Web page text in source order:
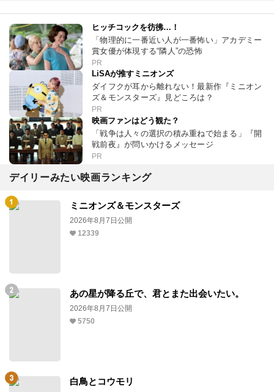
ヒッチコックを彷彿…！
「物理的に一番近い人が一番怖い」アカデミー
賞女優が体現する“隣人”の恐怖
PR
LiSAが推すミニオンズ
ダイフクが耳から離れない！最新作『ミニオン
ズ＆モンスターズ』見どころは？
PR
映画ファンはどう観た？
「戦争は人々の選択の積み重ねで始まる」『開
戦前夜』が問いかけるメッセージ
PR
デイリーみたい映画ランキング
ミニオンズ＆モンスターズ
2026年8月7日公開
12339
あの星が降る丘で、君とまた出会いたい。
2026年8月7日公開
5750
白鳥とコウモリ